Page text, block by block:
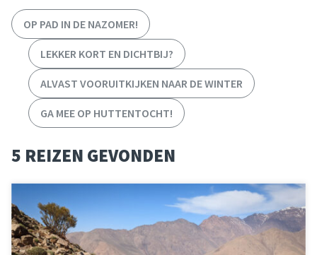
OP PAD IN DE NAZOMER!
LEKKER KORT EN DICHTBIJ?
ALVAST VOORUITKIJKEN NAAR DE WINTER
GA MEE OP HUTTENTOCHT!
5 REIZEN GEVONDEN